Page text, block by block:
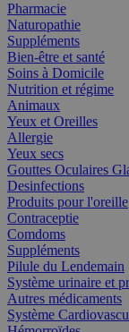
Pharmacie
Naturopathie
Suppléments
Bien-être et santé
Soins à Domicile
Nutrition et régime
Animaux
Yeux et Oreilles
Allergie
Yeux secs
Gouttes Oculaires
Desinfections
Produits pour l'oreille
Contraceptie
Comdoms
Suppléments
Pilule du Lendemain
Système urinaire et
Autres médicaments
Système